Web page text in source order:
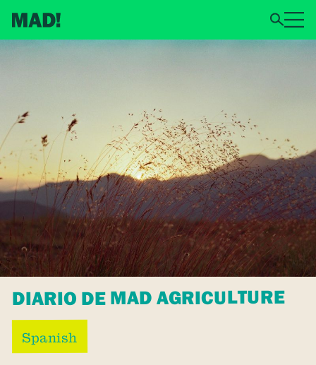
DIARIO DE MAD AGRICULTURE
Spanish